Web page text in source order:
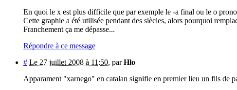
En quoi le x est plus difficile que par exemple le -a final ou le o
Cette graphie a été utilisée pendant des siècles, alors pourquoi
Franchement ça me dépasse...
Répondre à ce message
# Le 27 juillet 2008 à 11:50, parHlo
Apparament "xarnego" en catalan signifie en premier lieu un fils de